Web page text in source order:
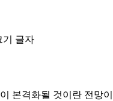
기 글자
본격화될 것이란 전망